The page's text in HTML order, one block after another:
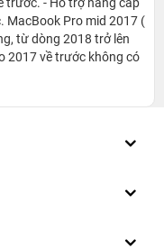
cắm tai nghe. Những
vậy mà người dùng có
và nhanh gọn hơn rất
MacBook Pro mid 2017 (
từ dòng 2018 trở lên
2017 về trước không có